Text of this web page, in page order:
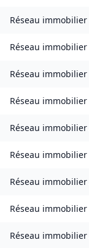
Réseau immobilier
Réseau immobilier
Réseau immobilier
Réseau immobilier
Réseau immobilier
Réseau immobilier
Réseau immobilier
Réseau immobilier
Réseau immobilier